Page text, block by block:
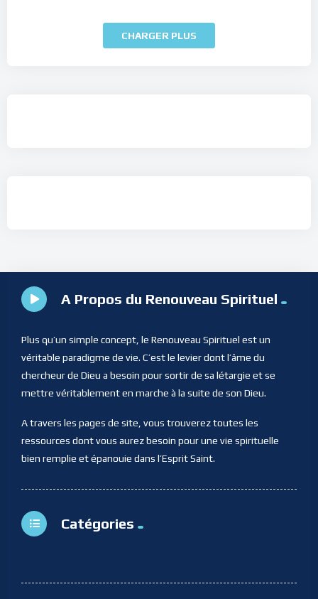
CHARGER PLUS
A Propos du Renouveau Spirituel
Plus qu’un simple concept, le Renouveau Spirituel est un
véritable paradigme de vie. C’est le levier dont l’âme du
chercheur de Dieu a besoin pour sortir de sa létargie et se
mettre véritablement en marche à la suite de son Dieu.
A travers les pages de site, vous trouverez toutes les
ressources dont vous aurez besoin pour une vie spirituelle
bien remplie et épanouie dans l’Esprit Saint.
Catégories